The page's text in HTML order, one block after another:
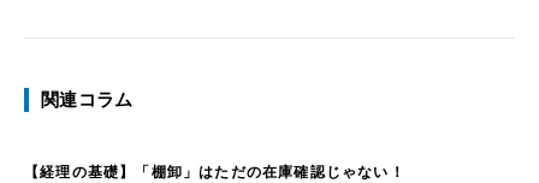
関連コラム
【経理の基礎】「棚卸」はただの在庫確認じゃない！